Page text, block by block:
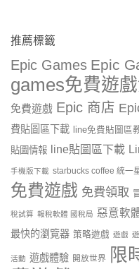
推薦標籤
Epic Games Epic
games免費遊
免費遊戲 Epic 商店
費貼圖區下載
line免費貼圖區
貼圖情報
line貼圖區下載
手機版下載 starbucks coffee 統一
免費遊戲 免費領取
稅試算 報稅軟體 國稅局 惡意軟
最快的瀏覽器 策略遊戲 遊戲
活動 遊戲體驗 開放世界 限